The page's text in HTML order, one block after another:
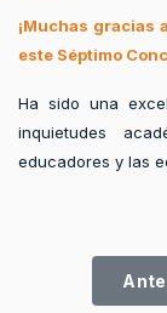
¡Muchas gracias
este Séptimo
Ha sido una
inquietudes
educadores y las